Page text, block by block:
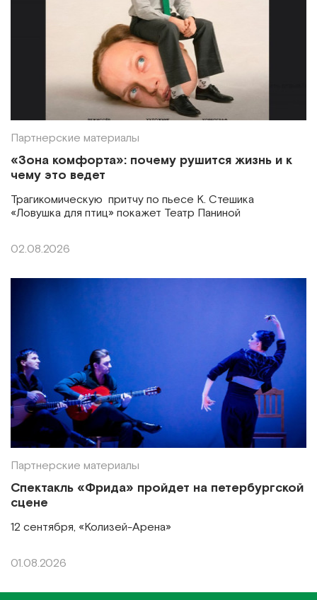
Партнерские материалы
«Зона комфорта»: почему рушится жизнь и к
чему это ведет
Трагикомическую притчу по пьесе К. Стешика
«Ловушка для птиц» покажет Театр Паниной
02.08.2026
Партнерские материалы
Спектакль «Фрида» пройдет на петербургской
сцене
12 сентября, «Колизей-Арена»
01.08.2026